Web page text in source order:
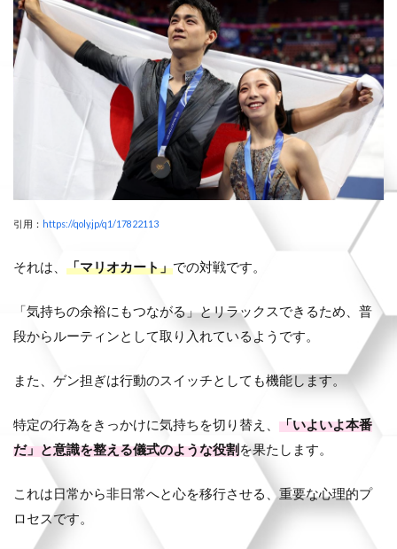
引用： https://qoly.jp/q1/17822113
それは、 「マリオカート」での対戦です。
「気持ちの余裕にもつながる」とリラックスできるため、普
段からルーティンとして取り入れているようです。
また、ゲン担ぎは行動のスイッチとしても機能します。
特定の行為をきっかけに気持ちを切り替え、 「いよいよ本番
だ」と意識を整える儀式のような役割 を果たします。
これは日常から非日常へと心を移行させる、重要な心理的プ
ロセスです。